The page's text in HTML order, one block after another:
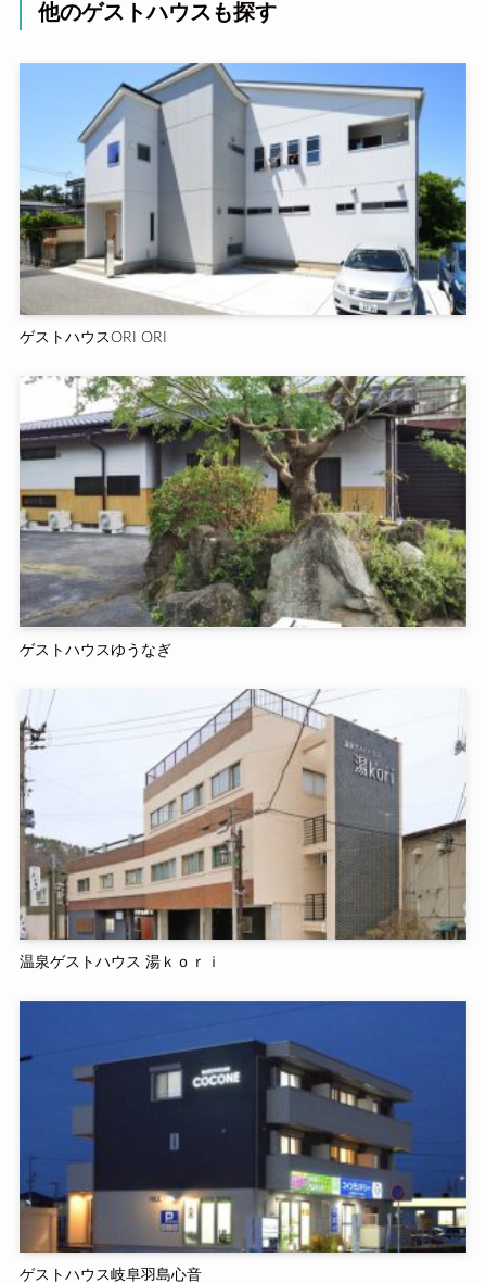
他のゲストハウスも探す
ゲストハウスORI ORI
ゲストハウスゆうなぎ
温泉ゲストハウス 湯ｋｏｒｉ
ゲストハウス岐阜羽島心音